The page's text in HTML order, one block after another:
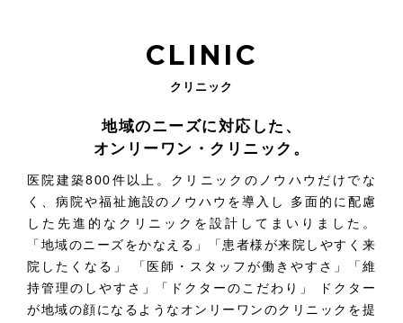
CLINIC
クリニック
地域のニーズに対応した、
オンリーワン・クリニック。
医院建築800件以上。クリニックのノウハウだけでな
く、病院や福祉施設のノウハウを導入し
多面的に配慮
した先進的なクリニックを設計してまいりました。
「地域のニーズをかなえる」「患者様が来院しやすく来
院したくなる」
「医師・スタッフが働きやすさ」「維
持管理のしやすさ」「ドクターのこだわり」
ドクター
が地域の顔になるようなオンリーワンのクリニックを提